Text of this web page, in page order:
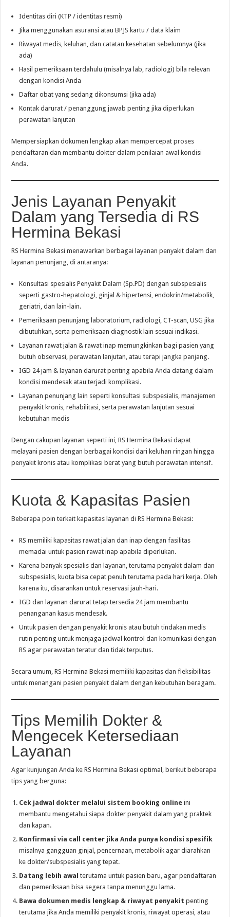
Identitas diri (KTP / identitas resmi)
Jika menggunakan asuransi atau BPJS kartu / data klaim
Riwayat medis, keluhan, dan catatan kesehatan sebelumnya (jika
ada)
Hasil pemeriksaan terdahulu (misalnya lab, radiologi) bila relevan
dengan kondisi Anda
Daftar obat yang sedang dikonsumsi (jika ada)
Kontak darurat / penanggung jawab penting jika diperlukan
perawatan lanjutan
Mempersiapkan dokumen lengkap akan mempercepat proses
pendaftaran dan membantu dokter dalam penilaian awal kondisi
Anda.
Jenis Layanan Penyakit
Dalam yang Tersedia di RS
Hermina Bekasi
RS Hermina Bekasi menawarkan berbagai layanan penyakit dalam dan
layanan penunjang, di antaranya:
Konsultasi spesialis Penyakit Dalam (Sp.PD) dengan subspesialis
seperti gastro-hepatologi, ginjal & hipertensi, endokrin/metabolik,
geriatri, dan lain-lain.
Pemeriksaan penunjang laboratorium, radiologi, CT-scan, USG jika
dibutuhkan, serta pemeriksaan diagnostik lain sesuai indikasi.
Layanan rawat jalan & rawat inap memungkinkan bagi pasien yang
butuh observasi, perawatan lanjutan, atau terapi jangka panjang.
IGD 24 jam & layanan darurat penting apabila Anda datang dalam
kondisi mendesak atau terjadi komplikasi.
Layanan penunjang lain seperti konsultasi subspesialis, manajemen
penyakit kronis, rehabilitasi, serta perawatan lanjutan sesuai
kebutuhan medis
Dengan cakupan layanan seperti ini, RS Hermina Bekasi dapat
melayani pasien dengan berbagai kondisi dari keluhan ringan hingga
penyakit kronis atau komplikasi berat yang butuh perawatan intensif.
Kuota & Kapasitas Pasien
Beberapa poin terkait kapasitas layanan di RS Hermina Bekasi:
RS memiliki kapasitas rawat jalan dan inap dengan fasilitas
memadai untuk pasien rawat inap apabila diperlukan.
Karena banyak spesialis dan layanan, terutama penyakit dalam dan
subspesialis, kuota bisa cepat penuh terutama pada hari kerja. Oleh
karena itu, disarankan untuk reservasi jauh-hari.
IGD dan layanan darurat tetap tersedia 24 jam membantu
penanganan kasus mendesak.
Untuk pasien dengan penyakit kronis atau butuh tindakan medis
rutin penting untuk menjaga jadwal kontrol dan komunikasi dengan
RS agar perawatan teratur dan tidak terputus.
Secara umum, RS Hermina Bekasi memiliki kapasitas dan fleksibilitas
untuk menangani pasien penyakit dalam dengan kebutuhan beragam.
Tips Memilih Dokter &
Mengecek Ketersediaan
Layanan
Agar kunjungan Anda ke RS Hermina Bekasi optimal, berikut beberapa
tips yang berguna:
Cek jadwal dokter melalui sistem booking online ini
membantu mengetahui siapa dokter penyakit dalam yang praktek
dan kapan.
Konfirmasi via call center jika Anda punya kondisi spesifik
misalnya gangguan ginjal, pencernaan, metabolik agar diarahkan
ke dokter/subspesialis yang tepat.
Datang lebih awal terutama untuk pasien baru, agar pendaftaran
dan pemeriksaan bisa segera tanpa menunggu lama.
Bawa dokumen medis lengkap & riwayat penyakit penting
terutama jika Anda memiliki penyakit kronis, riwayat operasi, atau